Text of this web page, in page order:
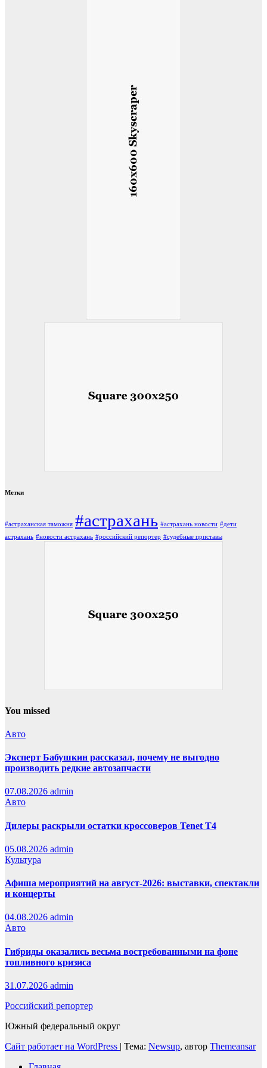
Метки
#астраханская таможня #астрахань #астрахань новости #дети
астрахань #новости астрахань #российский репортер #судебные приставы
You missed
Авто
Эксперт Бабушкин рассказал, почему не выгодно
производить редкие автозапчасти
07.08.2026 admin
Авто
Дилеры раскрыли остатки кроссоверов Tenet T4
05.08.2026 admin
Культура
Афиша мероприятий на август-2026: выставки, спектакли
и концерты
04.08.2026 admin
Авто
Гибриды оказались весьма востребованными на фоне
топливного кризиса
31.07.2026 admin
Российский репортер
Южный федеральный округ
Сайт работает на WordPress | Тема: Newsup, автор Themeansar